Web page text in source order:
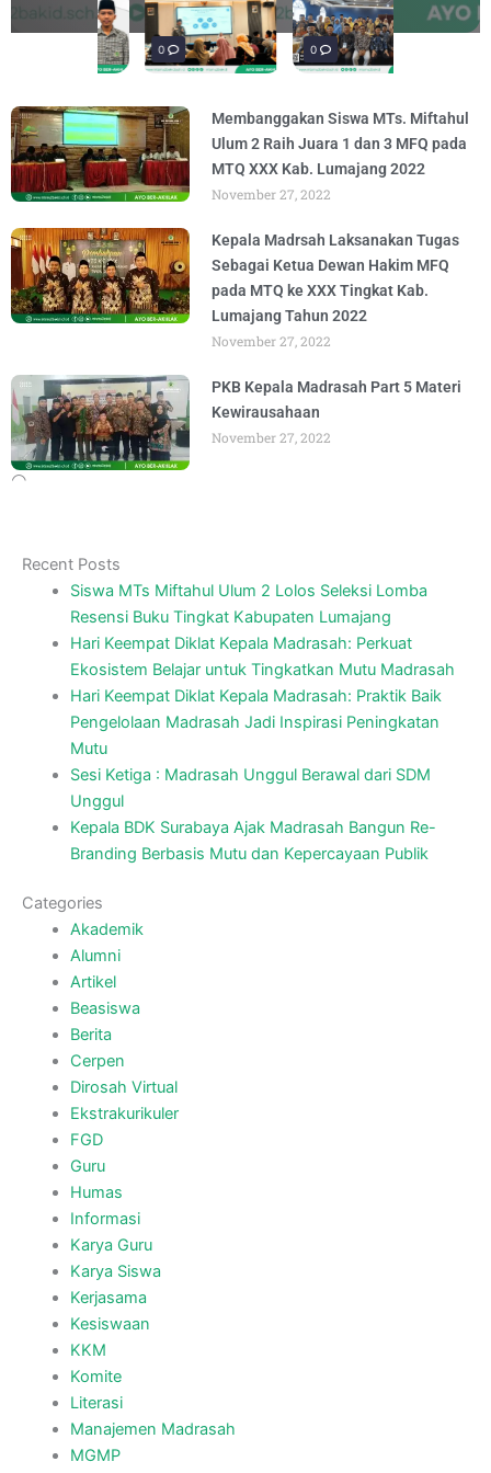
penguatan materi bertajuk "Praktik Baik
ADMIN AUGUST 6, 2026
penguatan materi "Re-Branding
ADMIN AUGUST 5, 2026
materi Literasi Digital yang
ADMIN AUGUST 5, 2026
Madrasah" padaAUGUST 4, 2026
KeagamaanAUGUST 3, 2026
materi “Pengembangan Ekosistem
ADMIN AUGUST 6, 2026
penguatan materi bertajuk "Praktik Baik
ADMIN AUGUST 6, 2026
0 0
Membanggakan Siswa MTs. Miftahul
Ulum 2 Raih Juara 1 dan 3 MFQ pada
MTQ XXX Kab. Lumajang 2022
November 27, 2022
Kepala Madrsah Laksanakan Tugas
Sebagai Ketua Dewan Hakim MFQ
pada MTQ ke XXX Tingkat Kab.
Lumajang Tahun 2022
November 27, 2022
PKB Kepala Madrasah Part 5 Materi
Kewirausahaan
November 27, 2022
Recent Posts
Siswa MTs Miftahul Ulum 2 Lolos Seleksi Lomba
Resensi Buku Tingkat Kabupaten Lumajang
Hari Keempat Diklat Kepala Madrasah: Perkuat
Ekosistem Belajar untuk Tingkatkan Mutu Madrasah
Hari Keempat Diklat Kepala Madrasah: Praktik Baik
Pengelolaan Madrasah Jadi Inspirasi Peningkatan
Mutu
Sesi Ketiga : Madrasah Unggul Berawal dari SDM
Unggul
Kepala BDK Surabaya Ajak Madrasah Bangun Re-
Branding Berbasis Mutu dan Kepercayaan Publik
Categories
Akademik
Alumni
Artikel
Beasiswa
Berita
Cerpen
Dirosah Virtual
Ekstrakurikuler
FGD
Guru
Humas
Informasi
Karya Guru
Karya Siswa
Kerjasama
Kesiswaan
KKM
Komite
Literasi
Manajemen Madrasah
MGMP